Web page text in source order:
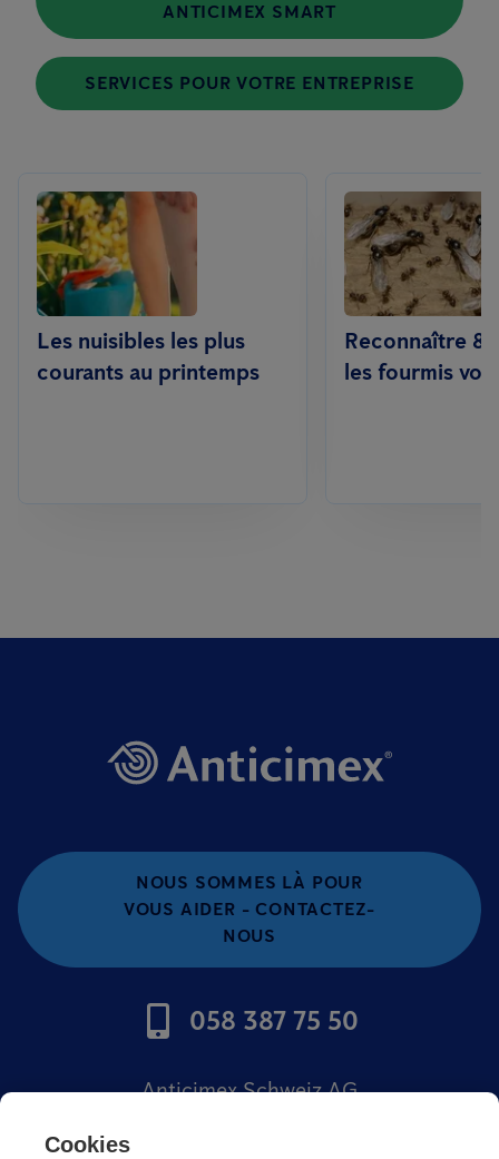
ANTICIMEX SMART
SERVICES POUR VOTRE ENTREPRISE
Les nuisibles les plus
courants au printemps
Reconnaître &
les fourmis
NOUS SOMMES LÀ POUR
VOUS AIDER - CONTACTEZ-
NOUS
058 387 75 50
Anticimex Schweiz AG
Cookies